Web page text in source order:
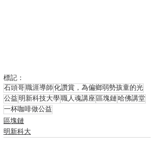
標記：
石頭哥職涯導師化讚賞，為偏鄉弱勢孩童的光
公益明新科技大學職人魂講座區塊鏈哈佛講堂
一杯咖啡做公益
區塊鏈
明新科大